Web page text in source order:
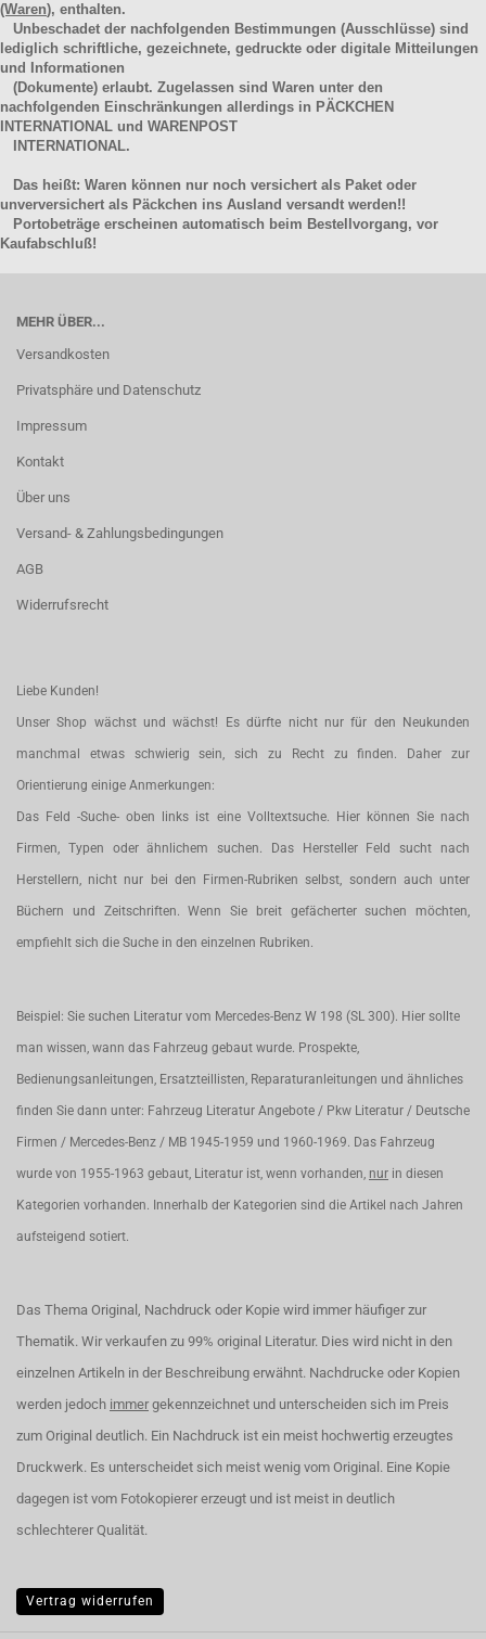
(Waren), enthalten.
Unbeschadet der nachfolgenden Bestimmungen (Ausschlüsse) sind
lediglich schriftliche, gezeichnete, gedruckte oder digitale Mitteilungen
und Informationen
(Dokumente) erlaubt. Zugelassen sind Waren unter den
nachfolgenden Einschränkungen allerdings in PÄCKCHEN
INTERNATIONAL und WARENPOST
INTERNATIONAL.
Das heißt: Waren können nur noch versichert als Paket oder
unverversichert als Päckchen ins Ausland versandt werden!!
Portobeträge erscheinen automatisch beim Bestellvorgang, vor
Kaufabschluß!
MEHR ÜBER...
Versandkosten
Privatsphäre und Datenschutz
Impressum
Kontakt
Über uns
Versand- & Zahlungsbedingungen
AGB
Widerrufsrecht
Liebe Kunden!
Unser Shop wächst und wächst! Es dürfte nicht nur für den Neukunden
manchmal etwas schwierig sein, sich zu Recht zu finden. Daher zur
Orientierung einige Anmerkungen:
Das Feld -Suche- oben links ist eine Volltextsuche. Hier können Sie nach
Firmen, Typen oder ähnlichem suchen. Das Hersteller Feld sucht nach
Herstellern, nicht nur bei den Firmen-Rubriken selbst, sondern auch unter
Büchern und Zeitschriften. Wenn Sie breit gefächerter suchen möchten,
empfiehlt sich die Suche in den einzelnen Rubriken.
Beispiel: Sie suchen Literatur vom Mercedes-Benz W 198 (SL 300). Hier sollte
man wissen, wann das Fahrzeug gebaut wurde. Prospekte,
Bedienungsanleitungen, Ersatzteillisten, Reparaturanleitungen und ähnliches
finden Sie dann unter: Fahrzeug Literatur Angebote / Pkw Literatur / Deutsche
Firmen / Mercedes-Benz / MB 1945-1959 und 1960-1969. Das Fahrzeug
wurde von 1955-1963 gebaut, Literatur ist, wenn vorhanden, nur in diesen
Kategorien vorhanden. Innerhalb der Kategorien sind die Artikel nach Jahren
aufsteigend sotiert.
Das Thema Original, Nachdruck oder Kopie wird immer häufiger zur
Thematik. Wir verkaufen zu 99% original Literatur. Dies wird nicht in den
einzelnen Artikeln in der Beschreibung erwähnt. Nachdrucke oder Kopien
werden jedoch immer gekennzeichnet und unterscheiden sich im Preis
zum Original deutlich. Ein Nachdruck ist ein meist hochwertig erzeugtes
Druckwerk. Es unterscheidet sich meist wenig vom Original. Eine Kopie
dagegen ist vom Fotokopierer erzeugt und ist meist in deutlich
schlechterer Qualität.
Vertrag widerrufen